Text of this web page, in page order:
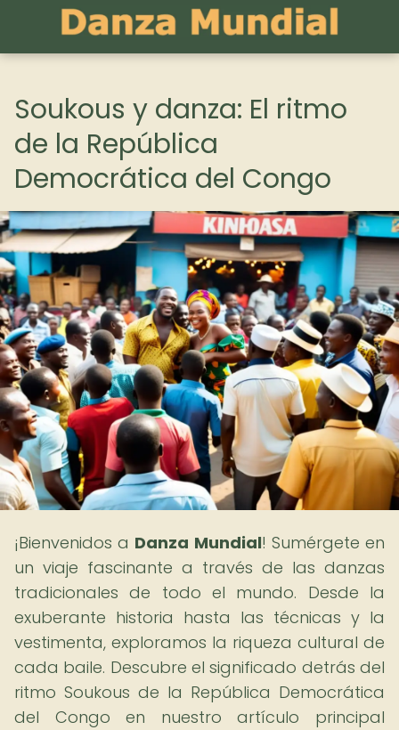
Soukous y danza: El ritmo
de la República
Democrática del Congo
¡Bienvenidos a Danza Mundial! Sumérgete en
un viaje fascinante a través de las danzas
tradicionales de todo el mundo. Desde la
exuberante historia hasta las técnicas y la
vestimenta, exploramos la riqueza cultural de
cada baile. Descubre el significado detrás del
ritmo Soukous de la República Democrática
del Congo en nuestro artículo principal